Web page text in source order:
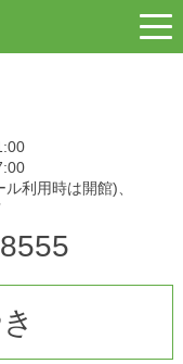
利用時は開館)、